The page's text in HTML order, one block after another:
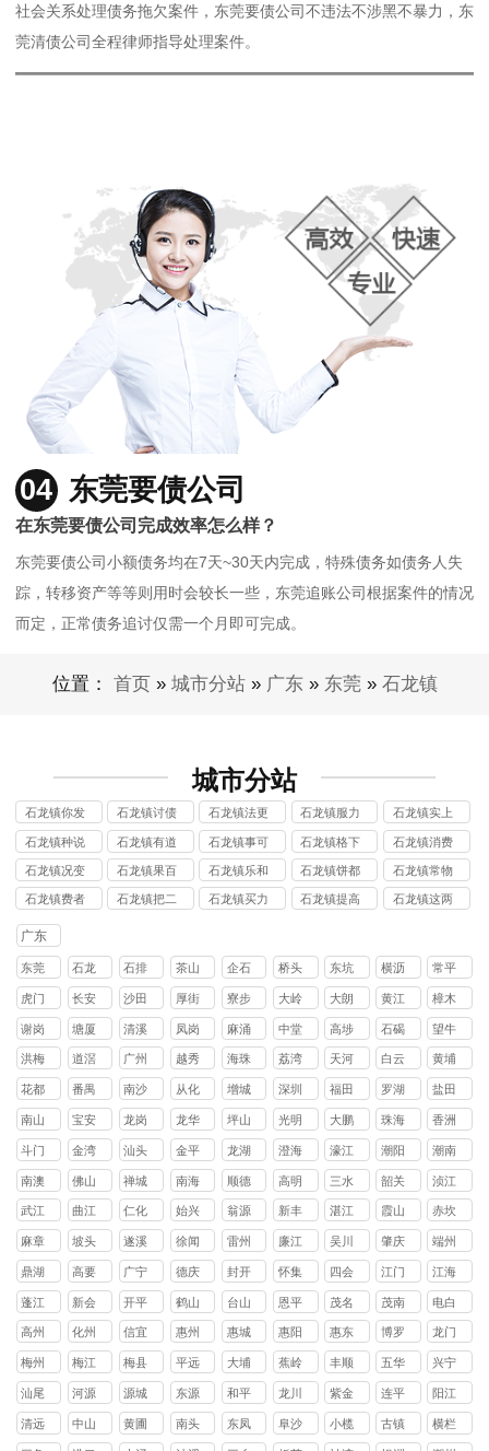
社会关系处理债务拖欠案件，东莞要债公司不违法不涉黑不暴力，东
莞清债公司全程律师指导处理案件。
04 东莞要债公司
在东莞要债公司完成效率怎么样？
东莞要债公司小额债务均在7天~30天内完成，特殊债务如债务人失
踪，转移资产等等则用时会较长一些，东莞追账公司根据案件的情况
而定，正常债务追讨仅需一个月即可完成。
位置： 首页 » 城市分站» 广东» 东莞» 石龙镇
城市分站
石龙镇你发
现哪讨债公
司
石龙镇讨债
种说讨债公
司
石龙镇法更
有说讨债公
司
石龙镇服力
债事讨债公
司
石龙镇实上
这两讨债公
司
石龙镇种说
法都讨债公
司
石龙镇有道
理百讨债公
司
石龙镇事可
乐价讨债公
司
石龙镇格下
降使讨债公
司
石龙镇消费
者状讨债公
司
石龙镇况变
好如讨债公
石龙镇果百
事可讨债公
石龙镇乐和
比萨讨债公
石龙镇饼都
是正讨债公
石龙镇常物
品消讨债公
石龙镇费者
将要讨债公
司
石龙镇把二
石龙镇买力
石龙镇提高
石龙镇这两
广东
东莞
石龙
镇
石排
镇
茶山
镇
企石
镇
桥头
镇
东坑
镇
横沥
镇
常平
镇
虎门
镇
长安
镇
沙田
镇
厚街
镇
寮步
镇
大岭
山镇
大朗
镇
黄江
镇
樟木
头镇
谢岗
镇
塘厦
镇
清溪
镇
凤岗
镇
麻涌
镇
中堂
镇
高埗
镇
石碣
镇
望牛
墩镇
洪梅
镇
道滘
镇
广州
越秀
区
海珠
区
荔湾
区
天河
区
白云
区
黄埔
区
花都
区
番禺
区
南沙
区
从化
区
增城
区
深圳
福田
区
罗湖
区
盐田
区
南山
区
宝安
区
龙岗
区
龙华
区
坪山
区
光明
区
大鹏
新区
珠海
香洲
区
斗门
区
金湾
区
汕头
金平
区
龙湖
区
澄海
区
濠江
区
潮阳
区
潮南
区
南澳
县
佛山
禅城
区
南海
区
顺德
区
高明
区
三水
区
韶关
浈江
区
武江
区
曲江
区
仁化
县
始兴
县
翁源
县
新丰
县
湛江
霞山
区
赤坎
区
麻章
区
坡头
区
遂溪
县
徐闻
县
雷州
市
廉江
市
吴川
市
肇庆
端州
区
鼎湖
区
高要
区
广宁
县
德庆
县
封开
县
怀集
县
四会
市
江门
江海
区
蓬江
区
新会
区
开平
县
鹤山
县
台山
县
恩平
县
茂名
茂南
区
电白
区
高州
市
化州
市
信宜
市
惠州
惠城
区
惠阳
区
惠东
县
博罗
县
龙门
县
梅州
梅江
区
梅县
区
平远
县
大埔
县
蕉岭
县
丰顺
县
五华
县
兴宁
市
汕尾 河源
源城
区
东源
县
和平
县
龙川
县
紫金
县
连平
县
阳江
清远 中山
黄圃
镇
南头
镇
东凤
镇
阜沙
镇
小榄
镇
古镇
镇
横栏
镇